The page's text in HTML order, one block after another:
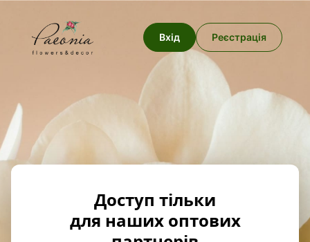
Вхід Реєстрація
Доступ тільки
для наших оптових